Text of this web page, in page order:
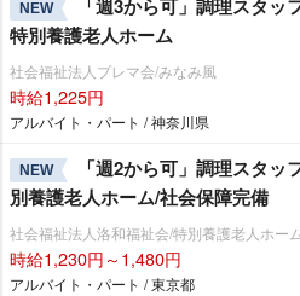
NEW
「週3から可」調理スタ
特別養護老人ホーム
社会福祉法人プレマ会/みなみ風
時給1,225円
アルバイト・パート / 神奈川県
NEW
「週2から可」調理スタ
別養護老人ホーム/社会保障完備
社会福祉法人洛和福祉会/特別養護老人ホー
時給1,230円～1,480円
アルバイト・パート / 東京都